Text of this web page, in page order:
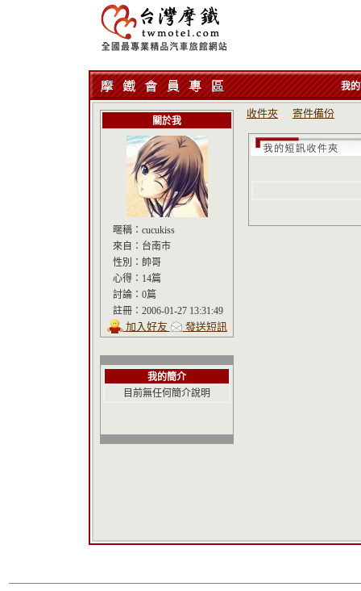
我
關於我
暱稱： cucukiss
來自： 台南市
性別： 帥哥
心得： 14篇
討論： 0篇
註冊： 2006-01-27 13:31:49
加入好友 發送短訊
我的簡介
目前無任何簡介說明
收件夾 寄件備份